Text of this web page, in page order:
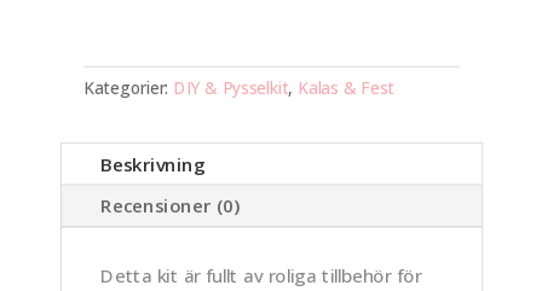
Kategorier: DIY & Pysselkit, Kalas & Fest
Beskrivning
Recensioner (0)
Detta kit är fullt av roliga tillbehör för